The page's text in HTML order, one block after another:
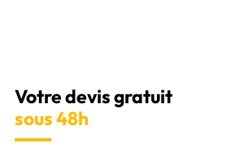
Votre devis gratuit
sous 48h